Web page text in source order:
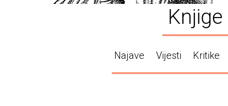
Knjige
Najave Vijesti Kritike